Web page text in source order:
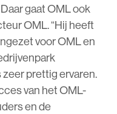
gaat OML ook
OML. “Hij heeft
voor OML en
zeer prettig ervaren.
van het OML-
en de